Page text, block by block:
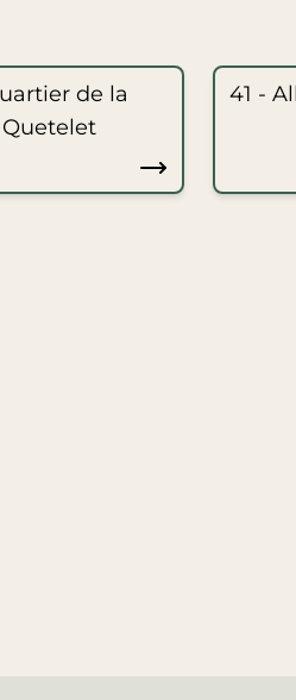
de la
Quetelet
41 -